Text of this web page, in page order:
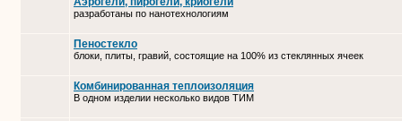
разработаны по нанотехнологиям
Пеностекло
блоки, плиты, гравий, состоящие на 100% из стеклянных ячеек
Комбинированная теплоизоляция
В одном изделии несколько видов ТИМ